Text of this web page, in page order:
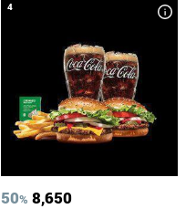
4
50% 8,650